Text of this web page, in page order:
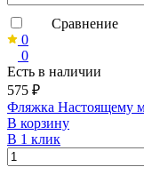
Сравнение
0
0
Есть в наличии
575 ₽
Фляжка Настоящему
В корзину
В 1 клик